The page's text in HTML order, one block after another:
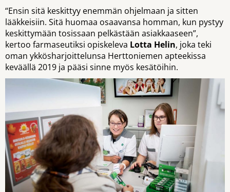
“Ensin sitä keskittyy enemmän ohjelmaan ja sitten
lääkkeisiin. Sitä huomaa osaavansa homman, kun pystyy
keskittymään tosissaan pelkästään asiakkaaseen”,
kertoo farmaseutiksi opiskeleva Lotta Helin, joka teki
oman ykkösharjoittelunsa Herttoniemen apteekissa
keväällä 2019 ja pääsi sinne myös kesätöihin.